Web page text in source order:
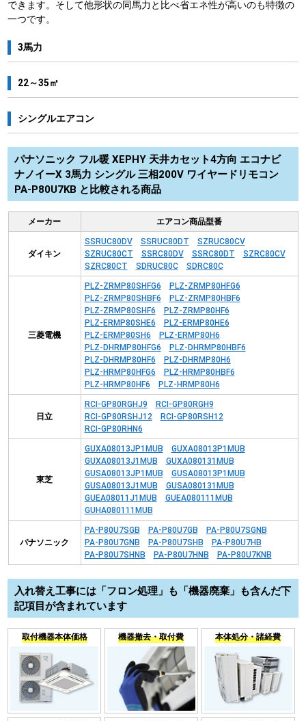
できます。そして他形状の同馬力と比べ省エネ性が高いのも特徴の
一つです。
3馬力
22～35㎡
シングルエアコン
パナソニック フル暖 XEPHY 天井カセット4方向 エコナビ
ナノイーX 3馬力 シングル 三相200V ワイヤードリモコン
PA-P80U7KB と比較される商品
メーカー エアコン商品型番
ダイキン
SSRUC80DV SSRUC80DT
SZRUC80CV
SZRUC80CT
SSRC80DV SSRC80DT
SZRC80CV
SZRC80CT
SDRUC80C SDRC80C
三菱電機
PLZ-ZRMP80SHFG6
PLZ-ZRMP80HFG6
PLZ-ZRMP80SHBF6
PLZ-ZRMP80HBF6
PLZ-ZRMP80SHF6
PLZ-ZRMP80HF6
PLZ-ERMP80SHE6
PLZ-ERMP80HE6
PLZ-ERMP80SH6
PLZ-ERMP80H6
PLZ-DHRMP80HFG6
PLZ-DHRMP80HBF6
PLZ-DHRMP80HF6
PLZ-DHRMP80H6
PLZ-HRMP80HFG6
PLZ-HRMP80HBF6
PLZ-HRMP80HF6
PLZ-HRMP80H6
日立
RCI-GP80RGHJ9
RCI-GP80RGH9
RCI-GP80RSHJ12
RCI-GP80RSH12
RCI-GP80RHN6
東芝
GUXA08013JP1MUB
GUXA08013P1MUB
GUXA08013J1MUB
GUXA080131MUB
GUSA08013JP1MUB
GUSA08013P1MUB
GUSA08013J1MUB
GUSA080131MUB
GUEA08011J1MUB
GUEA080111MUB
GUHA080111MUB
パナソニック
PA-P80U7SGB PA-P80U7GB
PA-P80U7SGNB
PA-P80U7GNB
PA-P80U7SHB
PA-P80U7HB
PA-P80U7SHNB
PA-P80U7HNB PA-P80U7KNB
入れ替え工事には「フロン処理」も「機器廃棄」も含んだ下
記項目が含まれています
取付機器本体価格 機器撤去・取付費 本体処分・諸経費